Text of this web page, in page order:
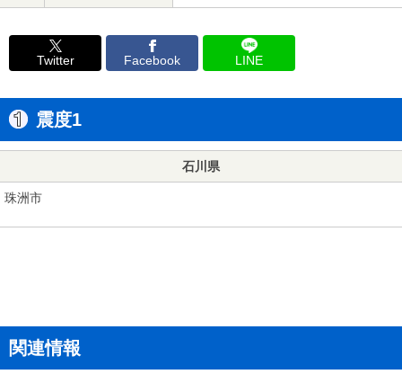
Twitter Facebook LINE
震度1
石川県
珠洲市
関連情報